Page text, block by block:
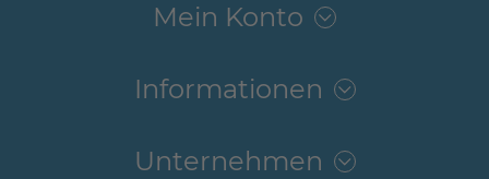
Mein Konto
Informationen
Unternehmen